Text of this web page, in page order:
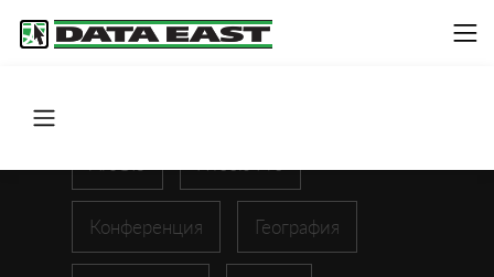
Конференция География